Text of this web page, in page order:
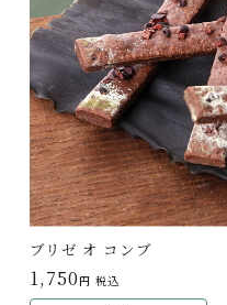
ブリゼ オ コンブ
1,750 円 税込